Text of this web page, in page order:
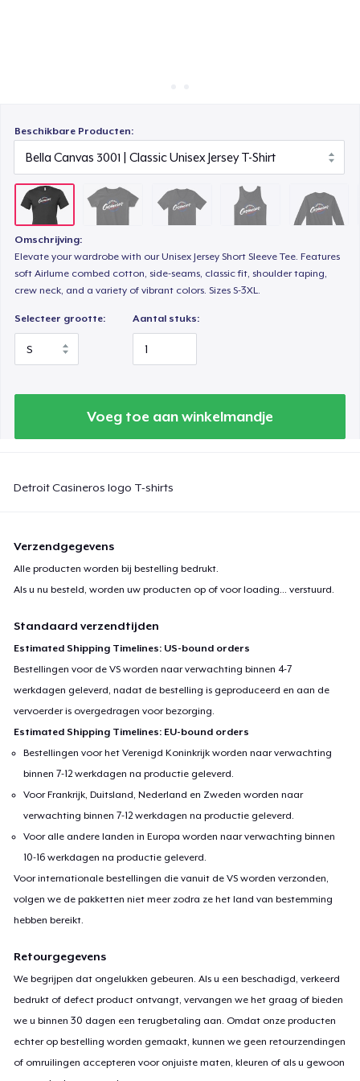
Beschikbare Producten:
Omschrijving:
Elevate your wardrobe with our Unisex Jersey Short Sleeve Tee. Features
soft Airlume combed cotton, side-seams, classic fit, shoulder taping,
crew neck, and a variety of vibrant colors. Sizes S-3XL.
Selecteer grootte: Aantal stuks:
Voeg toe aan winkelmandje
Detroit Casineros logo T-shirts
Verzendgegevens
Alle producten worden bij bestelling bedrukt.
Als u nu besteld, worden uw producten op of voorloading... verstuurd.
Standaard verzendtijden
Estimated Shipping Timelines: US-bound orders
Bestellingen voor de VS worden naar verwachting binnen 4-7
werkdagen geleverd, nadat de bestelling is geproduceerd en aan de
vervoerder is overgedragen voor bezorging.
Estimated Shipping Timelines: EU-bound orders
Bestellingen voor het Verenigd Koninkrijk worden naar verwachting
binnen 7-12 werkdagen na productie geleverd.
Voor Frankrijk, Duitsland, Nederland en Zweden worden naar
verwachting binnen 7-12 werkdagen na productie geleverd.
Voor alle andere landen in Europa worden naar verwachting binnen
10-16 werkdagen na productie geleverd.
Voor internationale bestellingen die vanuit de VS worden verzonden,
volgen we de pakketten niet meer zodra ze het land van bestemming
hebben bereikt.
Retourgegevens
We begrijpen dat ongelukken gebeuren. Als u een beschadigd, verkeerd
bedrukt of defect product ontvangt, vervangen we het graag of bieden
we u binnen 30 dagen een terugbetaling aan. Omdat onze producten
echter op bestelling worden gemaakt, kunnen we geen retourzendingen
of omruilingen accepteren voor onjuiste maten, kleuren of als u gewoon
Classic Long Sleeve Tee
Next Level 3600 | Premium Ring-Spun Cotton T-Shirt